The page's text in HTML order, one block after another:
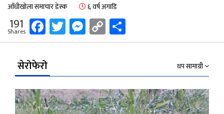
आँधीखोला समाचार डेस्क ६ वर्ष अगाडि
191
Shares Facebook
Twitter
Messenger
Copy
Link
सेरोफेरो थप सामाग्री